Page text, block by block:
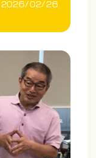
2026/02/26